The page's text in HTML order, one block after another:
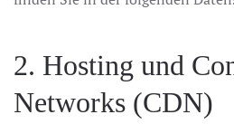
2. Hosting und
Networks (CDN)